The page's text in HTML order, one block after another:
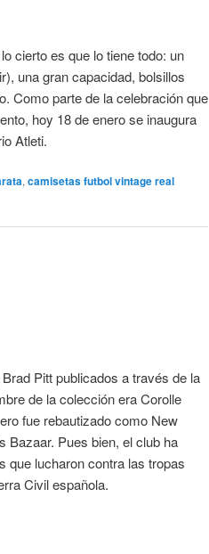
cierto es que lo tiene todo: un
una gran capacidad, bolsillos
Como parte de la celebración que
hoy 18 de enero se inaugura
Atleti.
, camisetas futbol vintage real
Pitt publicados a través de la
de la colección era Corolle
fue rebautizado como New
Bazaar. Pues bien, el club ha
que lucharon contra las tropas
Civil española.